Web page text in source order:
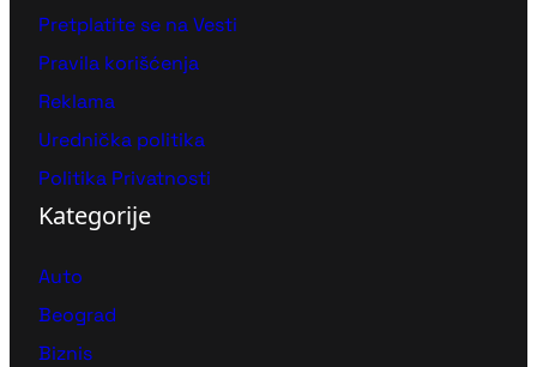
Pretplatite se na Vesti
Pravila korišćenja
Reklama
Urednička politika
Politika Privatnosti
Kategorije
Auto
Beograd
Biznis